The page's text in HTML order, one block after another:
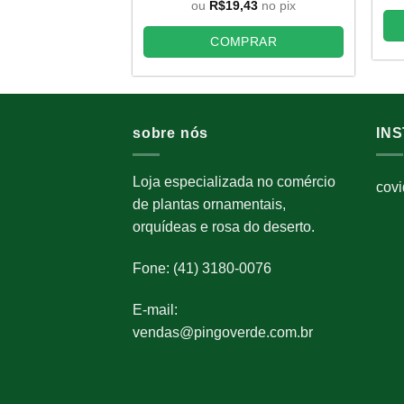
era:
R$34,45.
é:
R$21,59.
ou R$19,43 no pix
COMPRAR
sobre nós
Loja especializada no comércio
de plantas ornamentais,
orquídeas e rosa do deserto.
Fone: (41) 3180-0076
E-mail:
vendas@pingoverde.com.br